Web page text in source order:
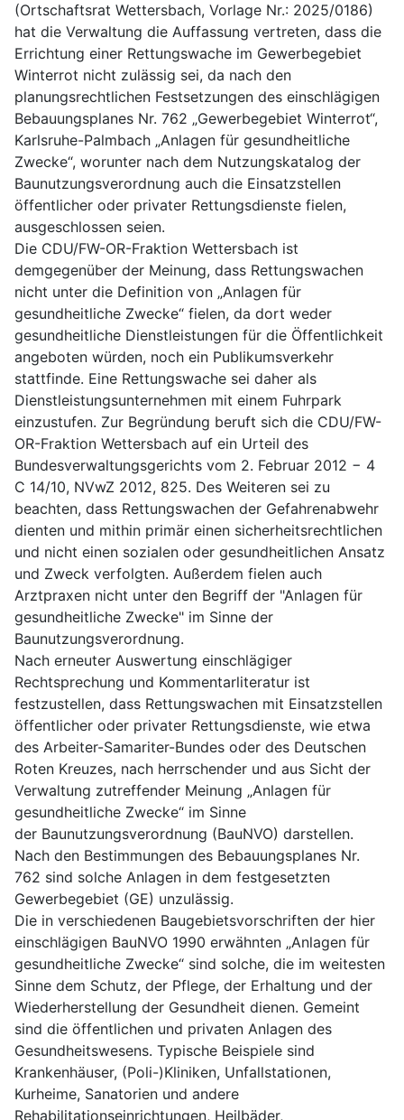
(Ortschaftsrat Wettersbach, Vorlage Nr.: 2025/0186)
hat die Verwaltung die Auffassung vertreten, dass die
Errichtung einer Rettungswache im Gewerbegebiet
Winterrot nicht zulässig sei, da nach den
planungsrechtlichen Festsetzungen des einschlägigen
Bebauungsplanes Nr. 762 „Gewerbegebiet Winterrot“,
Karlsruhe-Palmbach „Anlagen für gesundheitliche
Zwecke“, worunter nach dem Nutzungskatalog der
Baunutzungsverordnung auch die Einsatzstellen
öffentlicher oder privater Rettungsdienste fielen,
ausgeschlossen seien.
Die CDU/FW-OR-Fraktion Wettersbach ist
demgegenüber der Meinung, dass Rettungswachen
nicht unter die Definition von „Anlagen für
gesundheitliche Zwecke“ fielen, da dort weder
gesundheitliche Dienstleistungen für die Öffentlichkeit
angeboten würden, noch ein Publikumsverkehr
stattfinde. Eine Rettungswache sei daher als
Dienstleistungsunternehmen mit einem Fuhrpark
einzustufen. Zur Begründung beruft sich die CDU/FW-
OR-Fraktion Wettersbach auf ein Urteil des
Bundesverwaltungsgerichts vom 2. Februar 2012 − 4
C 14/10, NVwZ 2012, 825. Des Weiteren sei zu
beachten, dass Rettungswachen der Gefahrenabwehr
dienten und mithin primär einen sicherheitsrechtlichen
und nicht einen sozialen oder gesundheitlichen Ansatz
und Zweck verfolgten. Außerdem fielen auch
Arztpraxen nicht unter den Begriff der "Anlagen für
gesundheitliche Zwecke" im Sinne der
Baunutzungsverordnung.
Nach erneuter Auswertung einschlägiger
Rechtsprechung und Kommentarliteratur ist
festzustellen, dass Rettungswachen mit Einsatzstellen
öffentlicher oder privater Rettungsdienste, wie etwa
des Arbeiter-Samariter-Bundes oder des Deutschen
Roten Kreuzes, nach herrschender und aus Sicht der
Verwaltung zutreffender Meinung „Anlagen für
gesundheitliche Zwecke“ im Sinne
der Baunutzungsverordnung (BauNVO) darstellen.
Nach den Bestimmungen des Bebauungsplanes Nr.
762 sind solche Anlagen in dem festgesetzten
Gewerbegebiet (GE) unzulässig.
Die in verschiedenen Baugebietsvorschriften der hier
einschlägigen BauNVO 1990 erwähnten „Anlagen für
gesundheitliche Zwecke“ sind solche, die im weitesten
Sinne dem Schutz, der Pflege, der Erhaltung und der
Wiederherstellung der Gesundheit dienen. Gemeint
sind die öffentlichen und privaten Anlagen des
Gesundheitswesens. Typische Beispiele sind
Krankenhäuser, (Poli-)Kliniken, Unfallstationen,
Kurheime, Sanatorien und andere
Rehabilitationseinrichtungen, Heilbäder,